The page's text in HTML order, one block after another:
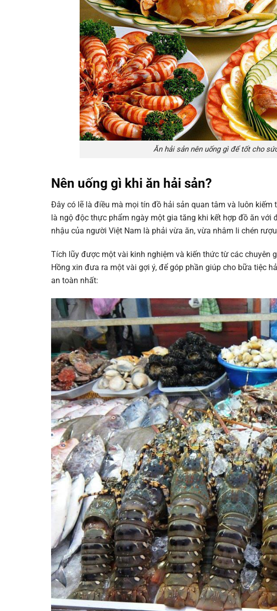
Ăn hải sản nên uống gì để tốt cho
Nên uống gì khi ăn hải sản?
Đây có lẽ là điều mà mọi tín đồ hải sản quan tâm và luôn
là ngộ độc thực phẩm ngày một gia tăng khi kết hợp đồ ăn
nhậu của người Việt Nam là phải vừa ăn, vừa nhâm li chén
Tích lũy được một vài kinh nghiệm và kiến thức từ các chuyên
Hồng xin đưa ra một vài gợi ý, để góp phần giúp cho bữa tiệc
an toàn nhất: